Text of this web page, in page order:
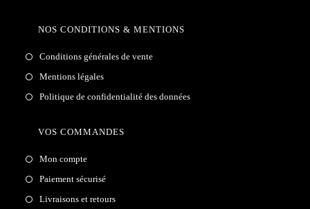
NOS CONDITIONS & MENTIONS
Conditions générales de vente
Mentions légales
Politique de confidentialité des données
VOS COMMANDES
Mon compte
Paiement sécurisé
Livraisons et retours